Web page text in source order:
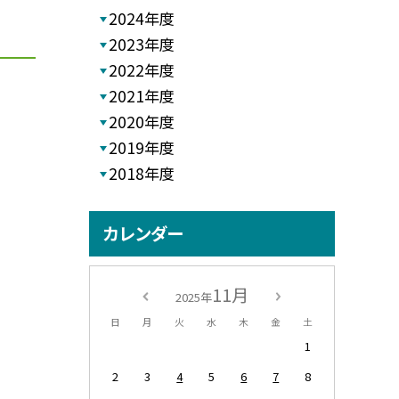
2024年度
2023年度
2022年度
2021年度
2020年度
2019年度
2018年度
カレンダー
2025年11月
日 月 火 水 木 金 土
1
2
3 4 5 6 7
8